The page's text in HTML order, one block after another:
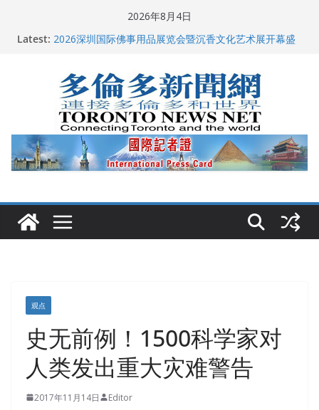
2026年8月4日
Latest: 2026深圳国际佛事用品展览会暨沉香文化艺术展开幕盛
2026加拿大青少年儿童绘画比赛颁奖典礼多伦多举行
龚晓华参加多伦多骄傲大游行 与市民分享竞选理念
多伦多市长选举拉开帷幕 多名华人候选人宣布角逐
观点
史无前例！1500科学家对
人类发出重大灾难警告
2017年11月14日 Editor